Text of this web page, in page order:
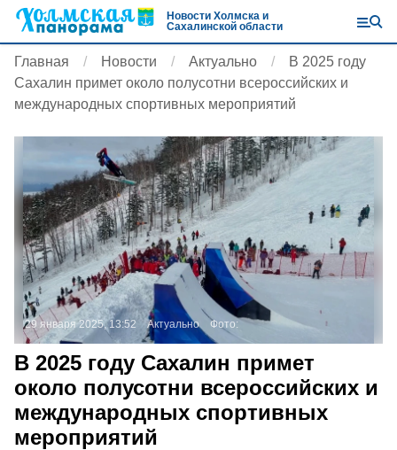
Новости Холмска и
Сахалинской области
Главная Новости Актуально
В 2025 году
Сахалин примет около полусотни всероссийских и
международных спортивных мероприятий
29 января 2025, 13:52 Актуально Фото:
В 2025 году Сахалин примет
около полусотни всероссийских и
международных спортивных
мероприятий